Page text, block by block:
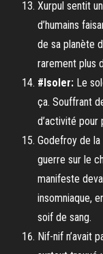
Xurpul sentit
d’humains
de sa planète
rarement plus
#Isoler: Le
ça. Souffrant
d’activité pour
Godefroy de
guerre sur le
manifeste
insomniaque,
soif de sang.
Nif-nif n’avait